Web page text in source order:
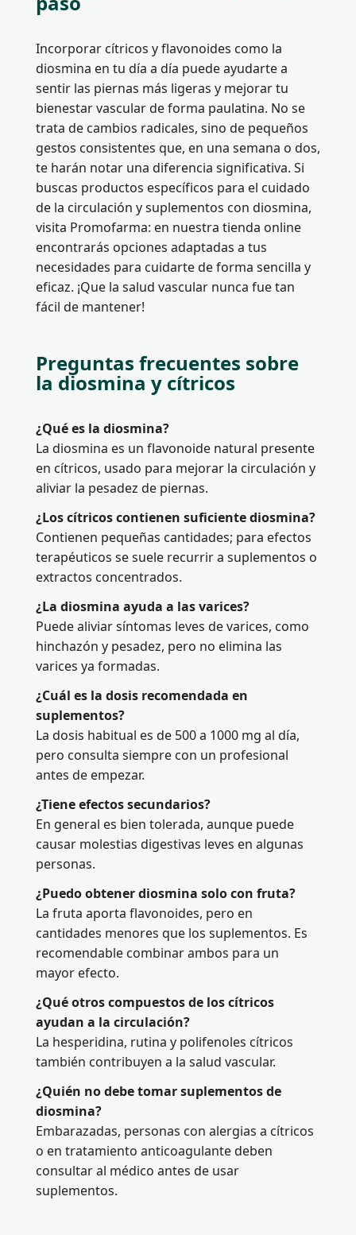
Incorporar cítricos y flavonoides como la
diosmina en tu día a día puede ayudarte a
sentir las piernas más ligeras y mejorar tu
bienestar vascular de forma paulatina. No se
trata de cambios radicales, sino de pequeños
gestos consistentes que, en una semana o dos,
te harán notar una diferencia significativa. Si
buscas productos específicos para el cuidado
de la circulación y suplementos con diosmina,
visita Promofarma: en nuestra tienda online
encontrarás opciones adaptadas a tus
necesidades para cuidarte de forma sencilla y
eficaz. ¡Que la salud vascular nunca fue tan
fácil de mantener!
Preguntas frecuentes sobre
la diosmina y cítricos
¿Qué es la diosmina?
La diosmina es un flavonoide natural presente
en cítricos, usado para mejorar la circulación y
aliviar la pesadez de piernas.
¿Los cítricos contienen suficiente diosmina?
Contienen pequeñas cantidades; para efectos
terapéuticos se suele recurrir a suplementos o
extractos concentrados.
¿La diosmina ayuda a las varices?
Puede aliviar síntomas leves de varices, como
hinchazón y pesadez, pero no elimina las
varices ya formadas.
¿Cuál es la dosis recomendada en
suplementos?
La dosis habitual es de 500 a 1000 mg al día,
pero consulta siempre con un profesional
antes de empezar.
¿Tiene efectos secundarios?
En general es bien tolerada, aunque puede
causar molestias digestivas leves en algunas
personas.
¿Puedo obtener diosmina solo con fruta?
La fruta aporta flavonoides, pero en
cantidades menores que los suplementos. Es
recomendable combinar ambos para un
mayor efecto.
¿Qué otros compuestos de los cítricos
ayudan a la circulación?
La hesperidina, rutina y polifenoles cítricos
también contribuyen a la salud vascular.
¿Quién no debe tomar suplementos de
diosmina?
Embarazadas, personas con alergias a cítricos
o en tratamiento anticoagulante deben
consultar al médico antes de usar
suplementos.